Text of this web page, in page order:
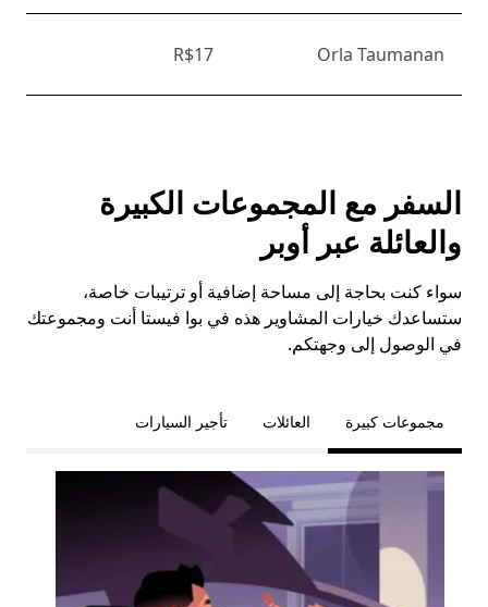
Orla Taumanan
R$17
السفر مع المجموعات الكبيرة
والعائلة عبر أوبر
سواء كنت بحاجة إلى مساحة إضافية أو ترتيبات خاصة،
ستساعدك خيارات المشاوير هذه في بوا فيستا أنت ومجموعتك
في الوصول إلى وجهتكم.
مجموعات كبيرة العائلات تأجير السيارات